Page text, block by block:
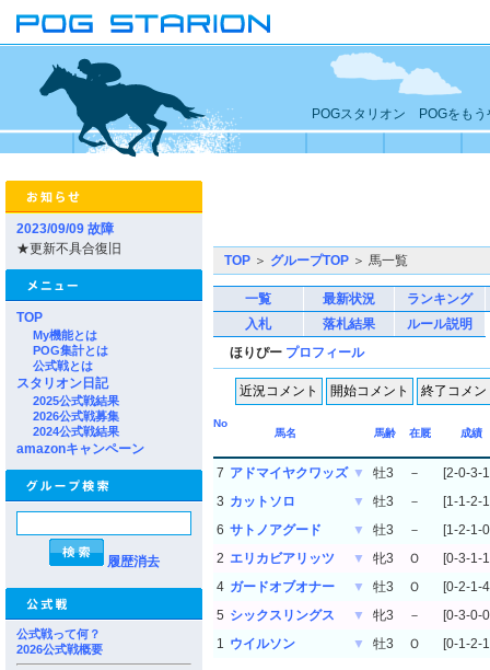
POGスタリオン POGをもう
2023/09/09 故障
★更新不具合復旧
TOP
My機能とは
POG集計とは
公式戦とは
スタリオン日記
2025公式戦結果
2026公式戦募集
2024公式戦結果
amazonキャンペーン
履歴消去
公式戦って何？
2026公式戦概要
TOP ＞ グループTOP ＞ 馬一覧
一覧 最新状況
ランキング
入札
落札結果
ルール説明
ほりぴー プロフィール
No
馬名
馬齢 在厩 成績
7 アドマイヤクワッズ ▼ 牡3 －
[2-0-3-
3 カットソロ ▼ 牡3 －
[1-1-2-
6 サトノアグード ▼ 牡3 －
[1-2-1-
2 エリカビアリッツ ▼ 牝3 Ｏ
[0-3-1-
4 ガードオブオナー ▼ 牡3 Ｏ
[0-2-1-
5 シックスリングス ▼ 牝3 －
[0-3-0-
1 ウイルソン ▼ 牡3 Ｏ [0-1-2-